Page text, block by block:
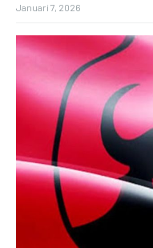
Januari 7, 2026